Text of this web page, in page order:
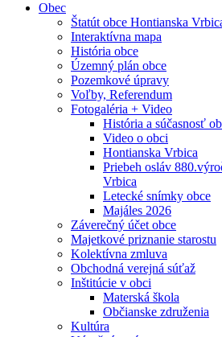
Obec
Štatút obce Hontianska
Interaktívna mapa
História obce
Územný plán obce
Pozemkové úpravy
Voľby, Referendum
Fotogaléria + Video
História a súčasnosť
Video o obci
Hontianska Vrbica
Priebeh osláv
Vrbica
Letecké snímky obce
Majáles 2026
Záverečný účet obce
Majetkové priznanie starostu
Kolektívna zmluva
Obchodná verejná súťaž
Inštitúcie v obci
Materská škola
Občianske združenia
Kultúra